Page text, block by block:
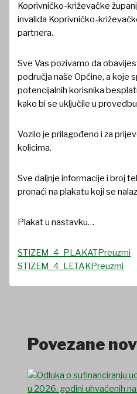
Koprivničko-križevačke
invalida Koprivničko-
partnera.
Sve Vas pozivamo da
područja naše Općine, a koje
potencijalnih korisnika
kako bi se uključile u
Vozilo je prilagođeno i za
kolicima.
Sve daljnje informacije i broj
pronaći na plakatu koji se
Plakat u nastavku…
STIZEM_4_PLAKATPreuzmi
STIZEM_4_LETAKPreuzmi
Povezane